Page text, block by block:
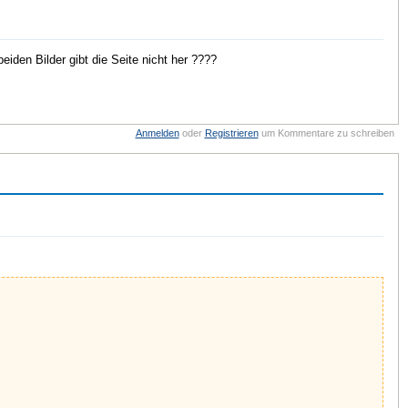
Bilder gibt die Seite nicht her ????
Anmeldenoder Registrierenum Kommentare zu schreiben